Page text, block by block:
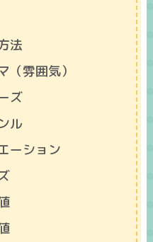
法
（雰囲気）
ズ
ル
ーション